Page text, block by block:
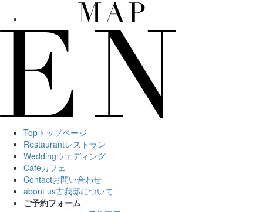
Top トップページ
Restaurantレストラン
Weddingウェディング
Caféカフェ
Contactお問い合わせ
about us古我邸について
ご予約フォーム